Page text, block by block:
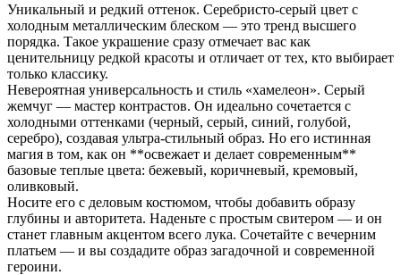
Уникальный и редкий оттенок. Серебристо-серый цвет с
холодным металлическим блеском — это тренд высшего
порядка. Такое украшение сразу отмечает вас как
ценительницу редкой красоты и отличает от тех, кто выбирает
только классику.
Невероятная универсальность и стиль «хамелеон». Серый
жемчуг — мастер контрастов. Он идеально сочетается с
холодными оттенками (черный, серый, синий, голубой,
серебро), создавая ультра-стильный образ. Но его истинная
магия в том, как он **освежает и делает современным**
базовые теплые цвета: бежевый, коричневый, кремовый,
оливковый.
Носите его с деловым костюмом, чтобы добавить образу
глубины и авторитета. Наденьте с простым свитером — и он
станет главным акцентом всего лука. Сочетайте с вечерним
платьем — и вы создадите образ загадочной и современной
героини.